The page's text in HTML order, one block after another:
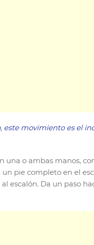
este movimiento es el
o ambas manos,
pie completo en el
Da un paso